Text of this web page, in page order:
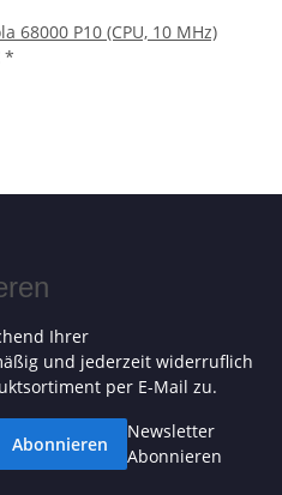
68000 P10 (CPU, 10 MHz)
*
Ihrer
und jederzeit widerruflich
per E-Mail zu.
Abonnieren
Newsletter
Abonnieren